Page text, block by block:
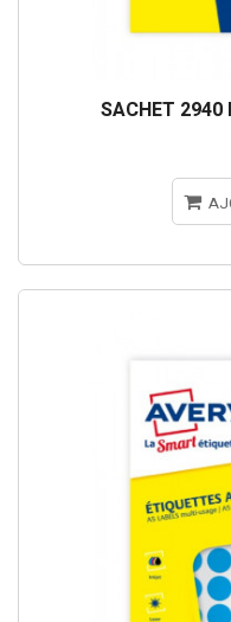
SACHET 2940